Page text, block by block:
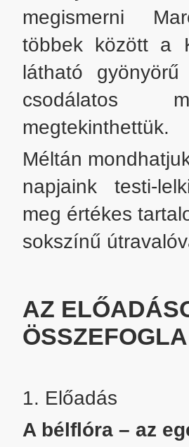
megismerni
többek között a
látható
csodálatos
megtekinthettük.
Méltán
napjaink testi-
meg értékes
sokszínű
AZ
1. Előadás
A bélflóra – az